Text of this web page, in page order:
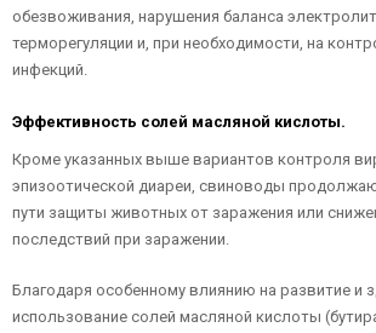
обезвоживания, нарушения баланса
терморегуляции и, при необходимости, на
инфекций.
Эффективность солей масляной кислоты.
Кроме указанных выше вариантов контроля
эпизоотической диареи, свиноводы
пути защиты животных от заражения или
последствий при заражении.
Благодаря особенному влиянию на развитие и
использование солей масляной кислоты